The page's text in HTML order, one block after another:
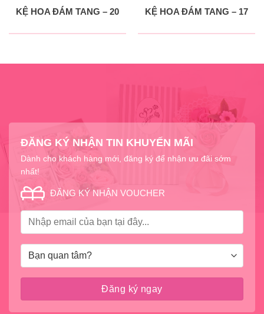
KỆ HOA ĐÁM TANG – 20 KỆ HOA ĐÁM TANG – 17
ĐĂNG KÝ NHẬN TIN KHUYẾN MÃI
Dành cho khách hàng mới, đăng ký để nhận ưu đãi sớm
nhất!
ĐĂNG KÝ NHẬN VOUCHER